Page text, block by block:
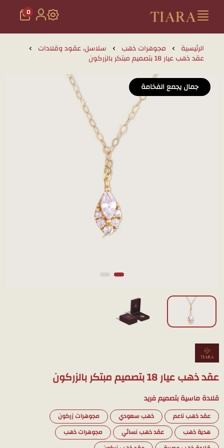
تيارا للذهب والمجوهرات
0
الرئيسية مجوهرات ذهب سلاسل، عقود وقلادات
عقد ذهب عيار 18 بتصميم مبتكر بالزركون
جمال يجمع الفخامة
عقد ذهب عيار 18 بتصميم مبتكر بالزركون
قلادة ماسية بتصميم فريد
عقد ذهب ناعم ذهب سعودي
مجوهرات زركون
هدية ذهب
عقد ذهب نسائي
مجوهرات ذهب